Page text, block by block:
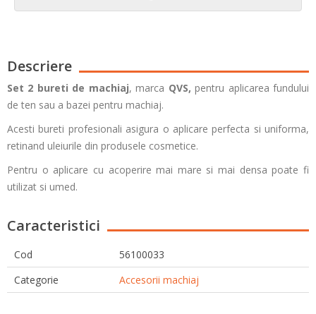
Descriere
Set 2 bureti de machiaj, marca QVS, pentru aplicarea fundului
de ten sau a bazei pentru machiaj.
Acesti bureti profesionali asigura o aplicare perfecta si uniforma,
retinand uleiurile din produsele cosmetice.
Pentru o aplicare cu acoperire mai mare si mai densa poate fi
utilizat si umed.
Caracteristici
Cod
56100033
Categorie
Accesorii machiaj